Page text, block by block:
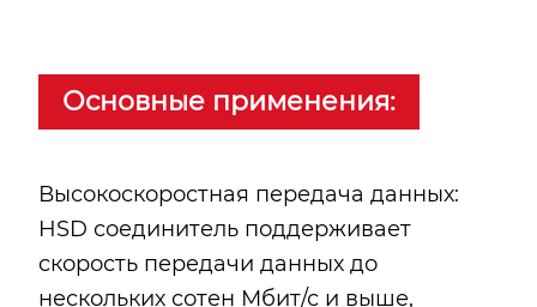
Основные применения:
Высокоскоростная передача данных:
HSD соединитель поддерживает
скорость передачи данных до
нескольких сотен Мбит/с и выше,